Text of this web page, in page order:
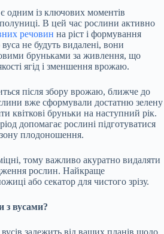
одним із ключових моментів
В цей час рослини активно
речовин на ріст і формування
не будуть видалені, вони
бруньками за живлення, що
ягід і зменшення врожаю.
після збору врожаю, ближче до
вже сформували достатню зелену
квіткові бруньки на наступний рік.
допомагає рослині підготуватися
плодоношення.
тому важливо акуратно видаляти
рослин. Найкраще
або секатор для чистого зрізу.
з вусами?
залежить від ваших планів щодо